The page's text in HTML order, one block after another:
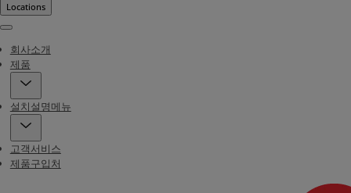
Locations
Menu
회사소개
제품
설치설명메뉴
고객서비스
제품구입처